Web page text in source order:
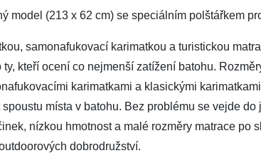
model (213 x 62 cm) se speciálním polštářkem
samonafukovací karimatkou a turistickou
kteří ocení co nejmenší zatížení batohu.
karimatkami a klasickými
místa v batohu. Bez problému se vejde
nízkou hmotnost a malé rozměry matrace
dobrodružství.